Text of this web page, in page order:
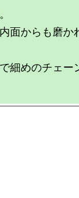
面からも磨か
細めのチェー